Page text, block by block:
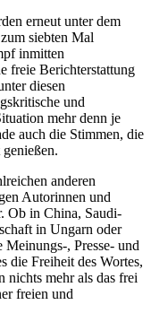
erneut unter dem
siebten Mal
inmitten
freie Berichterstattung
diesen
und
mehr denn je
auch die Stimmen, die
anderen
Autorinnen und
Ob in China, Saudi-
in Ungarn oder
, Presse- und
die Freiheit des Wortes,
nichts mehr als das frei
freien und